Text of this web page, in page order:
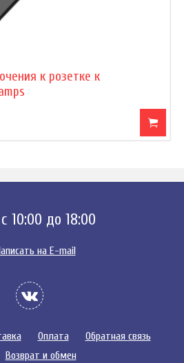
к розетке к
10:00 до 18:00
на E-mail
Оплата
Обратная связь
Возврат и обмен